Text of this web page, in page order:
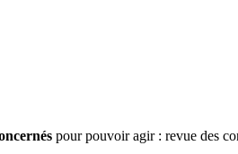
pour pouvoir agir : revue des